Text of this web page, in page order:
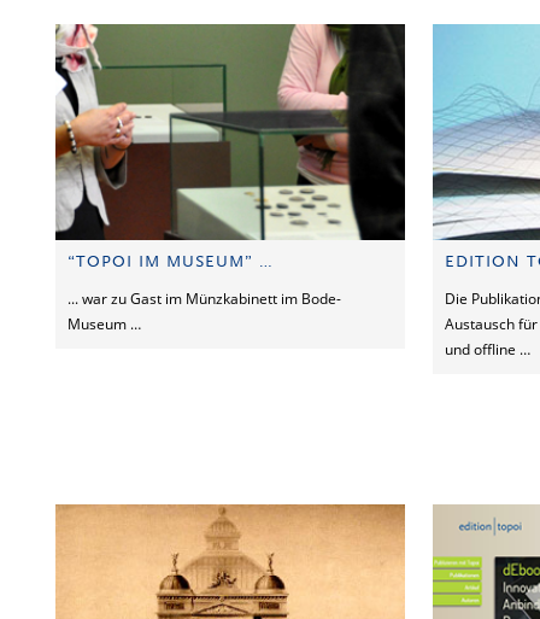
“TOPOI IM MUSEUM” …
... war zu Gast im Münzkabinett im Bode-
Museum …
EDITION
Die
Austausch
und offline …